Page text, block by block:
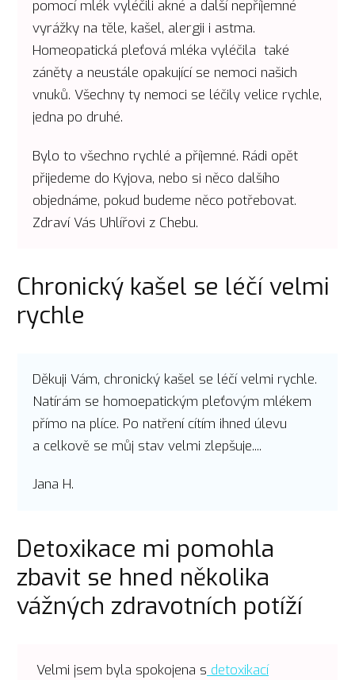
pomocí mlék vyléčili akné a další nepříjemné
vyrážky na těle, kašel, alergii i astma.
Homeopatická pleťová mléka vyléčila také
záněty a neustále opakující se nemoci našich
vnuků. Všechny ty nemoci se léčily velice rychle,
jedna po druhé.
Bylo to všechno rychlé a příjemné. Rádi opět
přijedeme do Kyjova, nebo si něco dalšího
objednáme, pokud budeme něco potřebovat.
Zdraví Vás Uhlířovi z Chebu.
Chronický kašel se léčí velmi
rychle
Děkuji Vám, chronický kašel se léčí velmi rychle.
Natírám se homoepatickým pleťovým mlékem
přímo na plíce. Po natření cítím ihned úlevu
a celkově se můj stav velmi zlepšuje....
Jana H.
Detoxikace mi pomohla
zbavit se hned několika
vážných zdravotních potíží
Velmi jsem byla spokojena s detoxikací